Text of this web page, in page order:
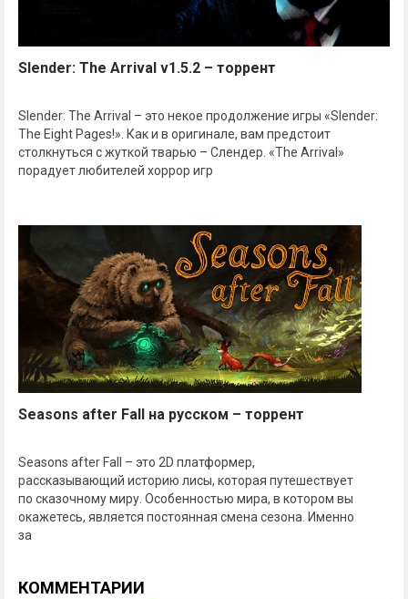
Slender: The Arrival v1.5.2 – торрент
Slender: The Arrival – это некое продолжение игры «Slender:
The Eight Pages!». Как и в оригинале, вам предстоит
столкнуться с жуткой тварью – Слендер. «The Arrival»
порадует любителей хоррор игр
Seasons after Fall на русском – торрент
Seasons after Fall – это 2D платформер,
рассказывающий историю лисы, которая путешествует
по сказочному миру. Особенностью мира, в котором вы
окажетесь, является постоянная смена сезона. Именно
за
КОММЕНТАРИИ